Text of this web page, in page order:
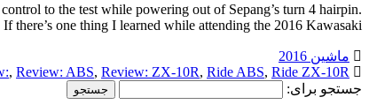
to the test while powering out of Sepang’s turn 4 hairpin.
one thing I learned while attending the 2016 Kawasaki […]
ماشین 2016
, Review: ABS, Review: ZX-10R, Ride ABS, Ride ZX-10R
جستجو برای: